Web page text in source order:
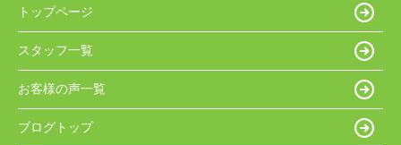
トップページ
スタッフ一覧
お客様の声一覧
ブログトップ